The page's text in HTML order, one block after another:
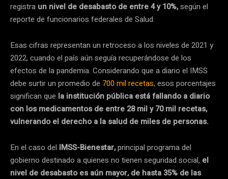
registra un nivel de desabasto de entre 4 y 10%,según el
reporte de funcionarios federales de Salud.
Esas cifras representan un retroceso a los niveles de 2021 y
2022, cuando el país aún seguía recuperándose de los
efectos de la pandemia. Considerando que a diario el IMSS
debe surtir un promedio de 700 mil recetas, esos porcentajes
significan que la institución pública está fallando a diario
con los medicamentos de entre 28 mil y 70 mil recetas,
vulnerando el derecho a la salud de miles de personas.
En el caso del IMSS-Bienestar,principal programa del
gobierno destinado a quienes no tienen seguridad social, el
nivel de desabasto es aún mayor, de hasta 35% de las